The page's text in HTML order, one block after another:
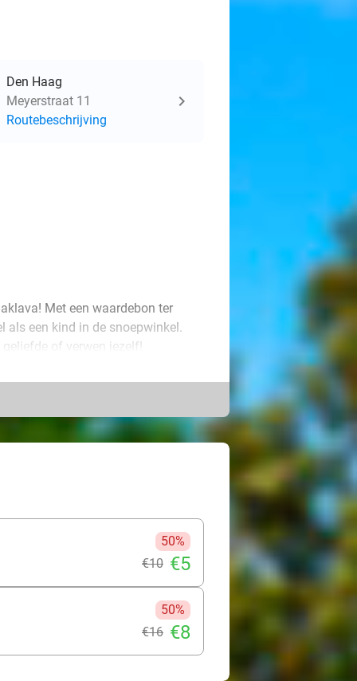
Den Haag
Meyerstraat 11
Routebeschrijving
Met een waardebon ter
als een kind in de snoepwinkel.
of verwen jezelf!
flinterdun deeg en heerlijke
50%
€10 €5
50%
€16 €8